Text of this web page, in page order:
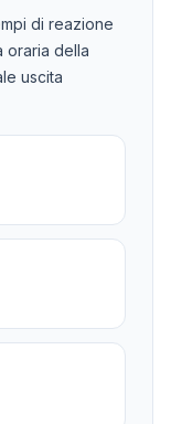
di reazione
oraria della
uscita